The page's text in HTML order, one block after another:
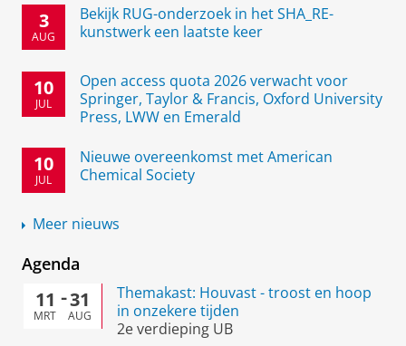
3
AUG
Bekijk RUG-onderzoek in het SHA_RE-
kunstwerk een laatste keer
10
JUL
Open access quota 2026 verwacht voor
Springer, Taylor & Francis, Oxford University
Press, LWW en Emerald
10
JUL
Nieuwe overeenkomst met American
Chemical Society
Meer nieuws
Agenda
11
MRT
31
AUG
Themakast: Houvast - troost en hoop
in onzekere tijden
2e verdieping UB